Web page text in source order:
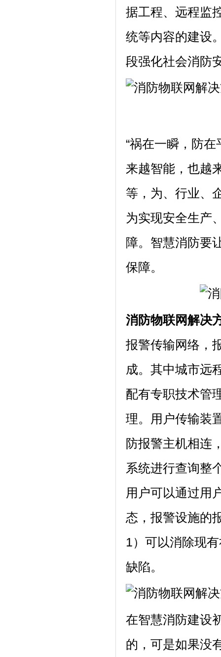
据工程、远程监
统等内容的建设
段强化社会消防
“祸在一瞬，防
来越智能，也越
等，为、行业、
为实现安全生产
障。智慧消防要
保障。
消防物联网解决
报警传输网络，
成。其中城市远
配有专职技术管
理。用户传输装
防报警主机相连
系统进行查询整
用户可以通过用
态，报警设施的
1）可以消除现
缺陷。
在智慧消防建设
的，可是如果没